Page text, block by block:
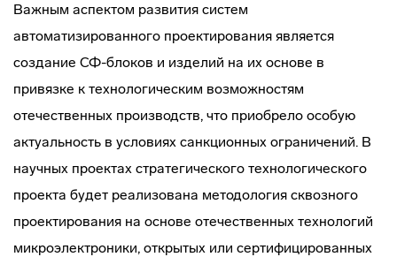
Важным аспектом развития систем
автоматизированного проектирования является
создание СФ-блоков и изделий на их основе в
привязке к технологическим возможностям
отечественных производств, что приобрело особую
актуальность в условиях санкционных ограничений. В
научных проектах стратегического технологического
проекта будет реализована методология сквозного
проектирования на основе отечественных технологий
микроэлектроники, открытых или сертифицированных